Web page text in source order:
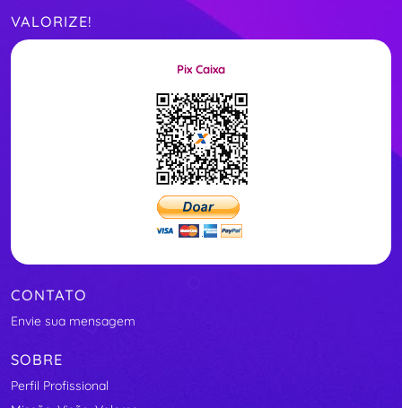
VALORIZE!
Pix Caixa
CONTATO
Envie sua mensagem
SOBRE
Perfil Profissional